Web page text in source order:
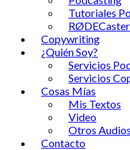
Tutoriales
Copywriting
¿Quién Soy?
Servicios
Servicios
Cosas Mías
Mis Textos
Video
Otros Audios
Contacto